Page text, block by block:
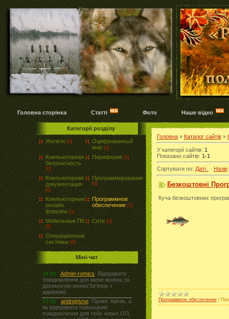
Головна сторінка Статті Фото Наше відео
Категорії розділу
Железо [0]
Оцифрованный
мир [0]
Компьютерная
безопасность
[0]
Периферия [0]
Компьютерная
документация
[0]
Программирование
[0]
Компьютерные
онлайн
форумы [0]
Программное
обеспечение [1]
Мобильные ПК
[0]
Сети [0]
Операционные
системы [0]
Міні-чат
Головна» Каталог сайтів»
У категорії сайтів: 1
Показано сайтів: 1-1
Сортувати по: Даті · Назві
Безкоштовні
Куча безкоштовних
Программное обеспечение|